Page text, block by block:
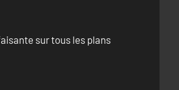
sur tous les plans